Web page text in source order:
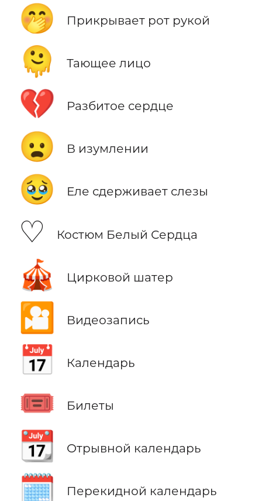
🤭 Прикрывает рот рукой
🫠 Тающее лицо
💔 Разбитое сердце
😦 В изумлении
🥹 Еле сдерживает слезы
♡ Костюм Белый Сердца
🎪 Цирковой шатер
🎦 Видеозапись
📅 Календарь
🎟️ Билеты
📆 Отрывной календарь
🗓️ Перекидной календарь